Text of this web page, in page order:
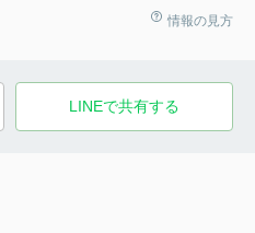
情報の見方
LINEで共有する